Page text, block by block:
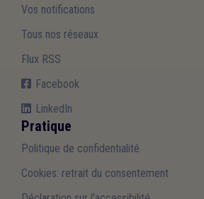
Vos notifications
Tous nos réseaux
Flux RSS
Facebook
LinkedIn
Pratique
Politique de confidentialité
Cookies: retrait du consentement